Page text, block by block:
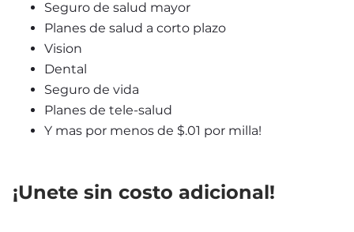
Seguro de salud mayor
Planes de salud a corto plazo
Vision
Dental
Seguro de vida
Planes de tele-salud
Y mas por menos de $.01 por milla!
¡Unete sin costo adicional!